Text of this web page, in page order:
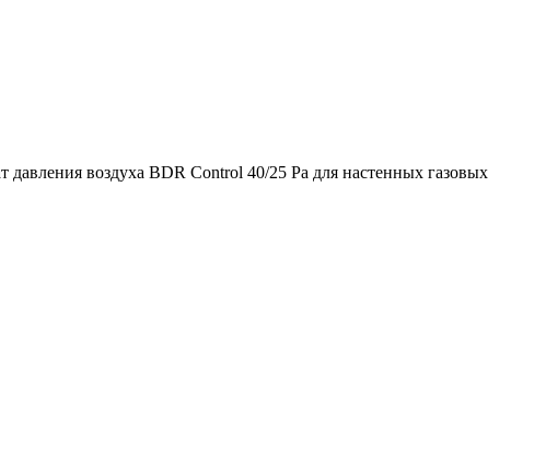
воздуха BDR Control 40/25 Pa для настенных газовых